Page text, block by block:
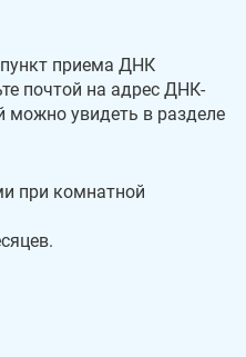
приема ДНК
почтой на адрес ДНК-
можно увидеть в разделе
при комнатной